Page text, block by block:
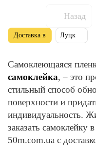
Назад
Самоклеющаяся
самоклейка, – это
стильный способ
поверхности и
индивидуальность.
заказать самоклейку
50m.com.ua с
Доставка в Луцк